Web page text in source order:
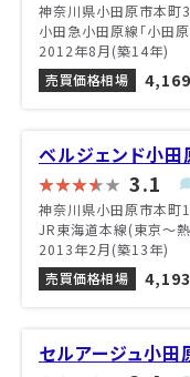
神奈川県小田原市本町
小田急小田原線「小田
2012年8月(築14年)
売買価格相場
ベルジェンド小
3.1
神奈川県小田原市本町
JR東海道本線(東京～熱
2013年2月(築13年)
売買価格相場
セルアージュ小田